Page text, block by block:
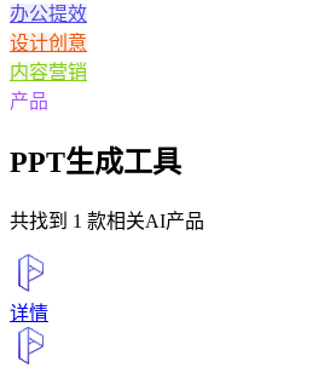
办公提效
设计创意
内容营销
产品
PPT生成工具
共找到 1 款相关AI产品
详情